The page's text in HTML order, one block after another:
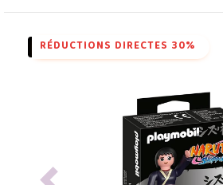
RÉDUCTIONS DIRECTES 30%